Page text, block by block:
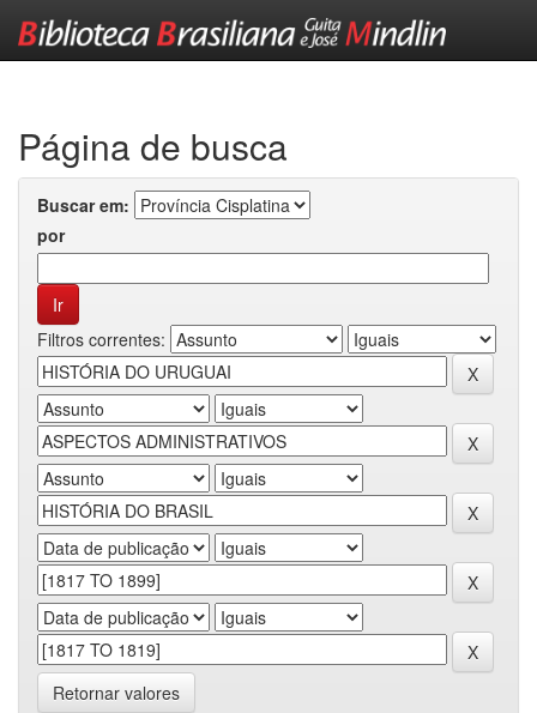
Página de busca
Buscar em:
por
Filtros correntes:
Retornar valores